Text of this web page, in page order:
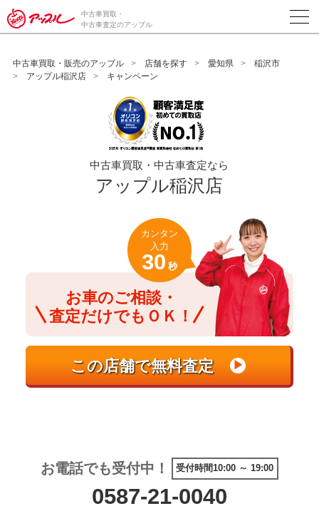
/*ABテスト_新規査定フォームの為のCVボタン*/
中古車買取・
中古車査定のアップル
中古車買取・販売のアップル 店舗を探す 愛知県
稲沢市
アップル稲沢店
キャンペーン
中古車買取・中古車査定なら
アップル稲沢店
お車のご相談・
査定だけでもＯＫ！
カンタン
入力
30 秒
お電話でも受付中！ 受付時間10:00 ～ 19:00
0587-21-0040